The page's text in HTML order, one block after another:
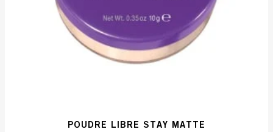
POUDRE LIBRE STAY MATTE